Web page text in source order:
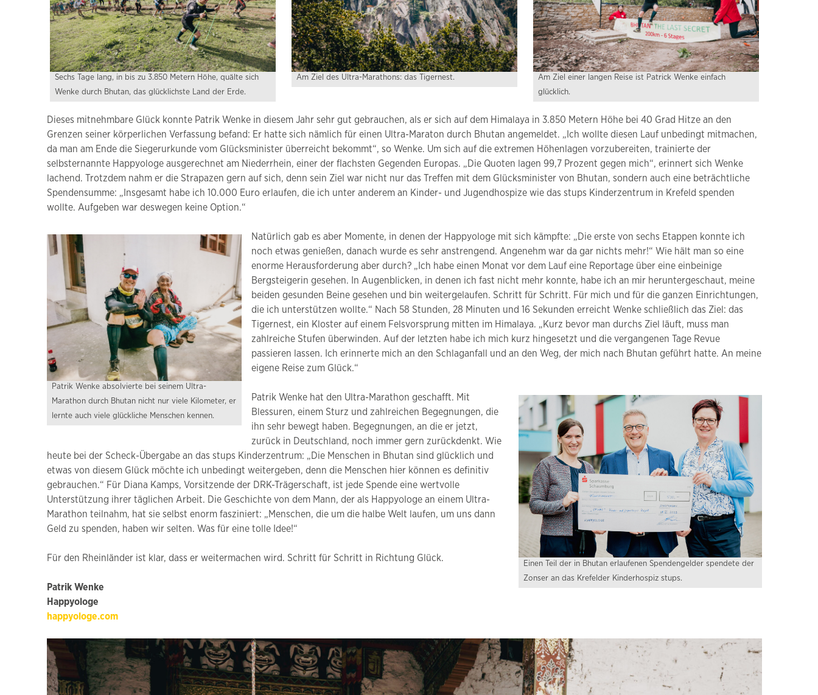
Sechs Tage lang, in bis zu 3.850 Metern Höhe, quälte sich
Wenke durch Bhutan, das glücklichste Land der Erde.
Am Ziel des Ultra-Marathons: das Tigernest.
Am Ziel einer langen Reise ist Patrick Wenke einfach
glücklich.
Dieses mitnehmbare Glück konnte Patrik Wenke in diesem Jahr sehr gut gebrauchen, als er sich auf dem Himalaya in 3.850 Metern Höhe bei 40 Grad Hitze an den
Grenzen seiner körperlichen Verfassung befand: Er hatte sich nämlich für einen Ultra-Maraton durch Bhutan angemeldet. „Ich wollte diesen Lauf unbedingt mitmachen,
da man am Ende die Siegerurkunde vom Glücksminister überreicht bekommt“, so Wenke. Um sich auf die extremen Höhenlagen vorzubereiten, trainierte der
selbsternannte Happyologe ausgerechnet am Niederrhein, einer der flachsten Gegenden Europas. „Die Quoten lagen 99,7 Prozent gegen mich“, erinnert sich Wenke
lachend. Trotzdem nahm er die Strapazen gern auf sich, denn sein Ziel war nicht nur das Treffen mit dem Glücksminister von Bhutan, sondern auch eine beträchtliche
Spendensumme: „Insgesamt habe ich 10.000 Euro erlaufen, die ich unter anderem an Kinder- und Jugendhospize wie das stups Kinderzentrum in Krefeld spenden
wollte. Aufgeben war deswegen keine Option.“
Patrik Wenke absolvierte bei seinem Ultra-
Marathon durch Bhutan nicht nur viele Kilometer, er
lernte auch viele glückliche Menschen kennen.
Natürlich gab es aber Momente, in denen der Happyologe mit sich kämpfte: „Die erste von sechs Etappen konnte ich
noch etwas genießen, danach wurde es sehr anstrengend. Angenehm war da gar nichts mehr!“ Wie hält man so eine
enorme Herausforderung aber durch? „Ich habe einen Monat vor dem Lauf eine Reportage über eine einbeinige
Bergsteigerin gesehen. In Augenblicken, in denen ich fast nicht mehr konnte, habe ich an mir heruntergeschaut, meine
beiden gesunden Beine gesehen und bin weitergelaufen. Schritt für Schritt. Für mich und für die ganzen Einrichtungen,
die ich unterstützen wollte.“ Nach 58 Stunden, 28 Minuten und 16 Sekunden erreicht Wenke schließlich das Ziel: das
Tigernest, ein Kloster auf einem Felsvorsprung mitten im Himalaya. „Kurz bevor man durchs Ziel läuft, muss man
zahlreiche Stufen überwinden. Auf der letzten habe ich mich kurz hingesetzt und die vergangenen Tage Revue
passieren lassen. Ich erinnerte mich an den Schlaganfall und an den Weg, der mich nach Bhutan geführt hatte. An meine
eigene Reise zum Glück.“
Einen Teil der in Bhutan erlaufenen Spendengelder spendete der
Zonser an das Krefelder Kinderhospiz stups.
Patrik Wenke hat den Ultra-Marathon geschafft. Mit
Blessuren, einem Sturz und zahlreichen Begegnungen, die
ihn sehr bewegt haben. Begegnungen, an die er jetzt,
zurück in Deutschland, noch immer gern zurückdenkt. Wie
heute bei der Scheck-Übergabe an das stups Kinderzentrum: „Die Menschen in Bhutan sind glücklich und
etwas von diesem Glück möchte ich unbedingt weitergeben, denn die Menschen hier können es definitiv
gebrauchen.“ Für Diana Kamps, Vorsitzende der DRK-Trägerschaft, ist jede Spende eine wertvolle
Unterstützung ihrer täglichen Arbeit. Die Geschichte von dem Mann, der als Happyologe an einem Ultra-
Marathon teilnahm, hat sie selbst enorm fasziniert: „Menschen, die um die halbe Welt laufen, um uns dann
Geld zu spenden, haben wir selten. Was für eine tolle Idee!“
Für den Rheinländer ist klar, dass er weitermachen wird. Schritt für Schritt in Richtung Glück.
Patrik Wenke
Happyologe
happyologe.com